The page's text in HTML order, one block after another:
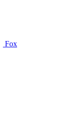
Fox